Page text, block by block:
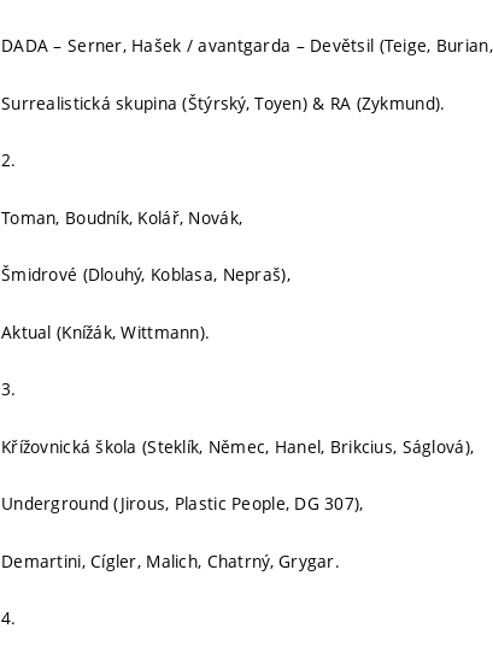
DADA – Serner, Hašek / avantgarda – Devětsil (Teige,
Surrealistická skupina (Štýrský, Toyen) & RA (Zykmund).
2.
Toman, Boudník, Kolář, Novák,
Šmidrové (Dlouhý, Koblasa, Nepraš),
Aktual (Knížák, Wittmann).
3.
Křížovnická škola (Steklík, Němec, Hanel, Brikcius, Ságlová),
Underground (Jirous, Plastic People, DG 307),
Demartini, Cígler, Malich, Chatrný, Grygar.
4.